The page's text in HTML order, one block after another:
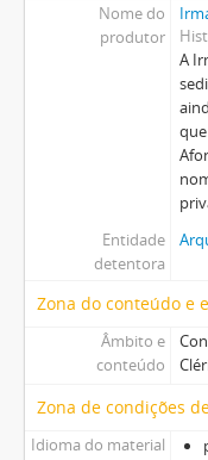
Nome do
produtor
A
Entidade
detentora
Zona do conteúdo e
Âmbito e
conteúdo
Zona de condições
Idioma do material